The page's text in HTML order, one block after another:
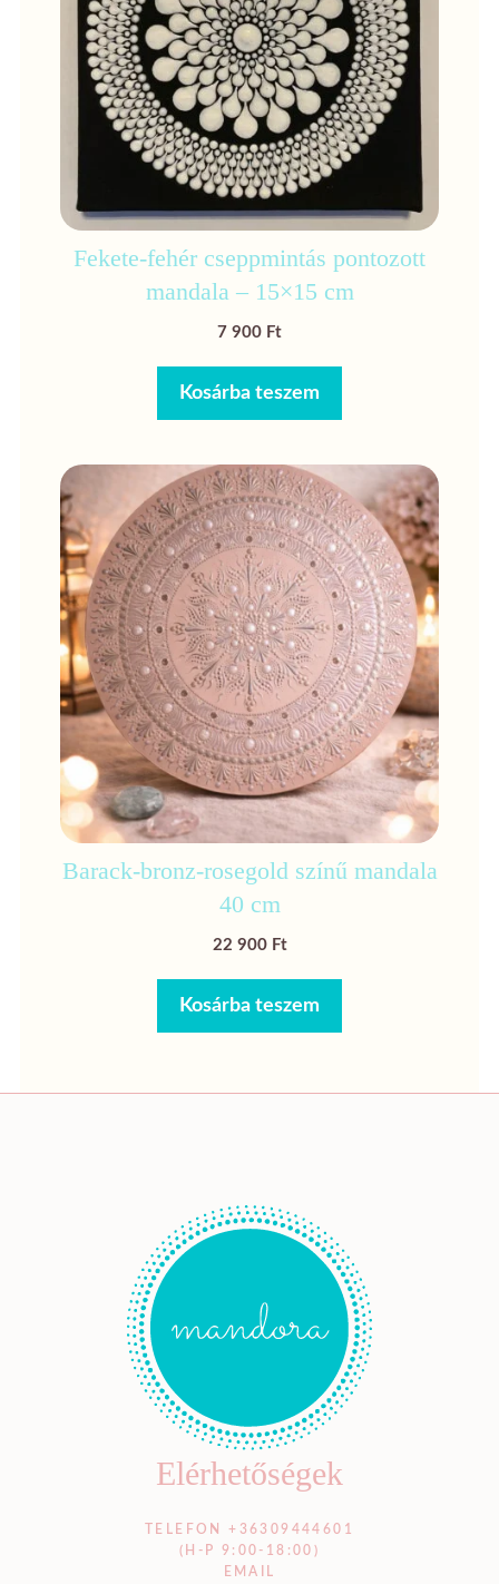
Fekete-fehér cseppmintás pontozott
mandala – 15×15 cm
7 900 Ft
Kosárba teszem
Barack-bronz-rosegold színű mandala
40 cm
22 900 Ft
Kosárba teszem
Elérhetőségek
TELEFON +36309444601
(H-P 9:00-18:00)
EMAIL